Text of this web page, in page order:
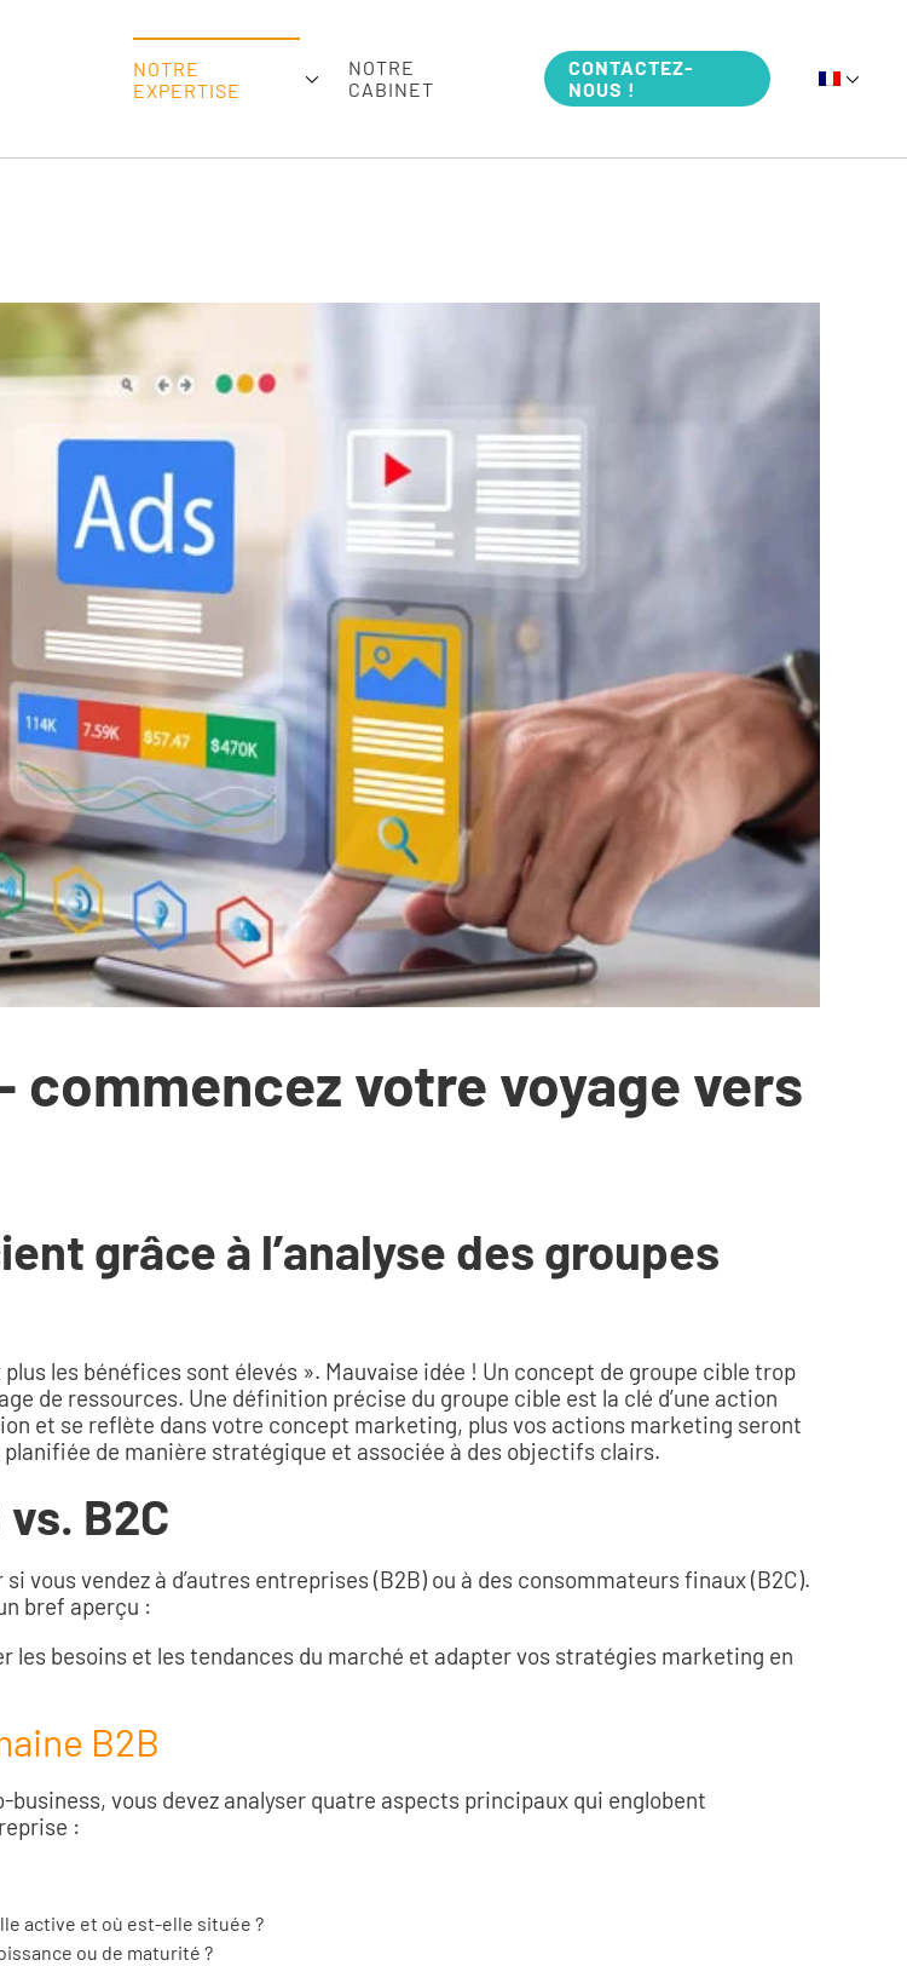
NOTRE
EXPERTISE
NOTRE
CABINET
CONTACTEZ-
NOUS !
commencez votre voyage vers
grâce à l’analyse des groupes
les bénéfices sont élevés ». Mauvaise idée ! Un concept de groupe cible trop
de ressources. Une définition précise du groupe cible est la clé d’une action
et se reflète dans votre concept marketing, plus vos actions marketing seront
de manière stratégique et associée à des objectifs clairs.
B2C
vous vendez à d’autres entreprises (B2B) ou à des consommateurs finaux (B2C).
bref aperçu :
besoins et les tendances du marché et adapter vos stratégies marketing en
B2B
vous devez analyser quatre aspects principaux qui englobent
:
active et où est-elle située ?
ou de maturité ?